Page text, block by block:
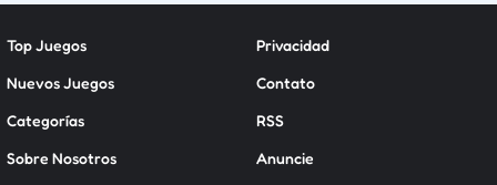
Top Juegos
Nuevos Juegos
Categorías
Sobre Nosotros
Privacidad
Contato
RSS
Anuncie